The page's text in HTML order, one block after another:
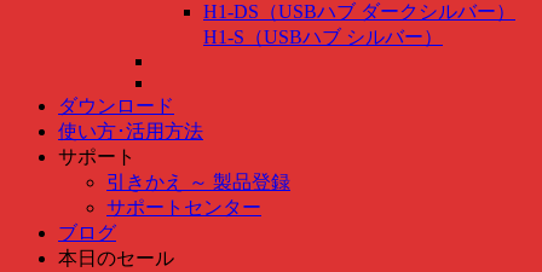
H1-DS（USBハブ ダークシルバー）
H1-S（USBハブ シルバー）
ダウンロード
使い方･活用方法
サポート
引きかえ ～ 製品登録
サポートセンター
ブログ
本日のセール